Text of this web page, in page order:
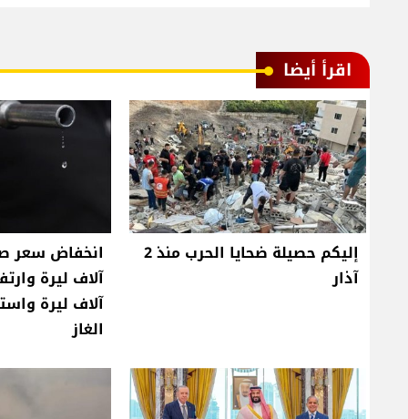
اقرأ أيضا
إليكم حصيلة ضحايا الحرب منذ 2
آذار
آلاف ليرة
الغاز